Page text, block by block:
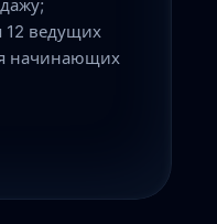
12 ведущих
начинающих